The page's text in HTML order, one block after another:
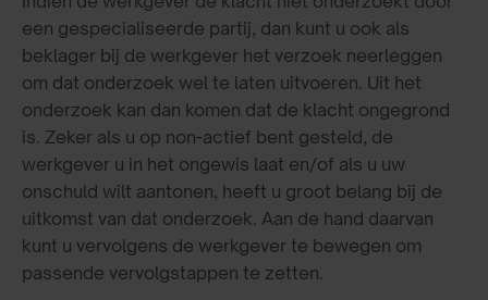
een gespecialiseerde partij, dan kunt u ook als
beklager bij de werkgever het verzoek neerleggen
om dat onderzoek wel te laten uitvoeren. Uit het
onderzoek kan dan komen dat de klacht ongegrond
is. Zeker als u op non-actief bent gesteld, de
werkgever u in het ongewis laat en/of als u uw
onschuld wilt aantonen, heeft u groot belang bij de
uitkomst van dat onderzoek. Aan de hand daarvan
kunt u vervolgens de werkgever te bewegen om
passende vervolgstappen te zetten.